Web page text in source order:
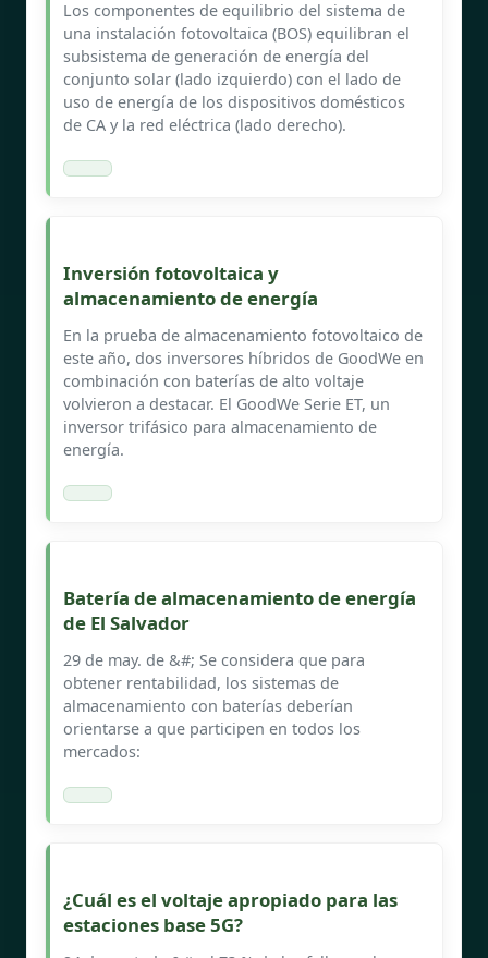
Los componentes de equilibrio del sistema de
una instalación fotovoltaica (BOS) equilibran el
subsistema de generación de energía del
conjunto solar (lado izquierdo) con el lado de
uso de energía de los dispositivos domésticos
de CA y la red eléctrica (lado derecho).
Inversión fotovoltaica y
almacenamiento de energía
En la prueba de almacenamiento fotovoltaico de
este año, dos inversores híbridos de GoodWe en
combinación con baterías de alto voltaje
volvieron a destacar. El GoodWe Serie ET, un
inversor trifásico para almacenamiento de
energía.
Batería de almacenamiento de energía
de El Salvador
29 de may. de &#; Se considera que para
obtener rentabilidad, los sistemas de
almacenamiento con baterías deberían
orientarse a que participen en todos los
mercados:
¿Cuál es el voltaje apropiado para las
estaciones base 5G?